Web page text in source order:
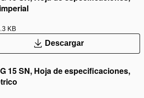
KB
Descargar
15 SN, Hoja de especificaciones,